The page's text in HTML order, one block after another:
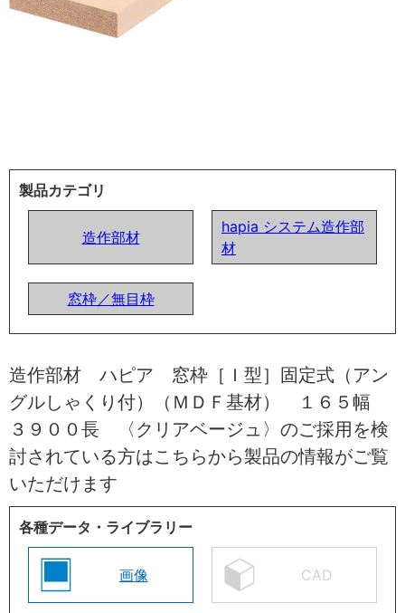
製品カテゴリ
造作部材
hapia システム造作部
材
窓枠／無目枠
造作部材 ハピア 窓枠［Ｉ型］固定式（アン
グルしゃくり付）（ＭＤＦ基材） １６５幅
３９００長 〈クリアベージュ〉のご採用を検
討されている方はこちらから製品の情報がご覧
いただけます
各種データ・ライブラリー
画像 CAD